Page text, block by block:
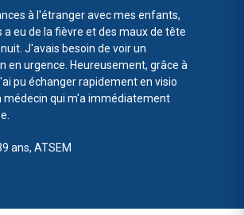
à l'étranger avec mes enfants,
a eu de la fièvre et des maux de tête
J'avais besoin de voir un
en urgence. Heureusement, grâce à
pu échanger rapidement en visio
médecin qui m'a immédiatement
ans, ATSEM